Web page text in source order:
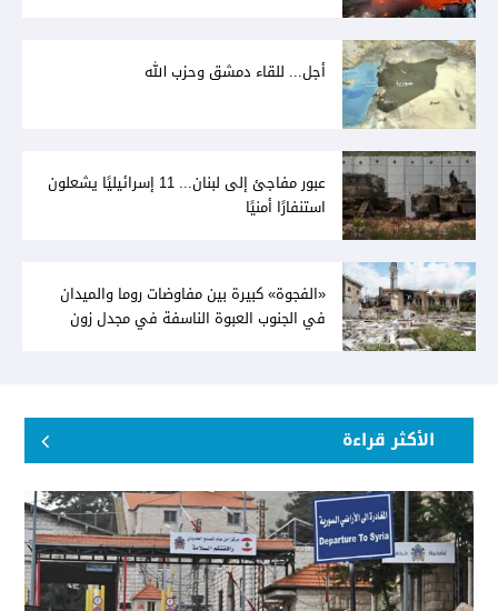
أجل... للقاء دمشق وحزب الله
عبور مفاجئ إلى لبنان... 11 إسرائيليًا يشعلون
استنفارًا أمنيًا
«الفجوة» كبيرة بين مفاوضات روما والميدان
في الجنوب العبوة الناسفة في مجدل زون
الأكثر قراءة